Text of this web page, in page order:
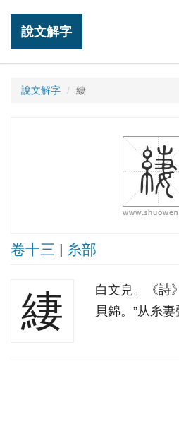
說文解字
說文解字 緀
卷十三 | 糸部
緀
白文皃。《詩
貝錦。”从糸妻